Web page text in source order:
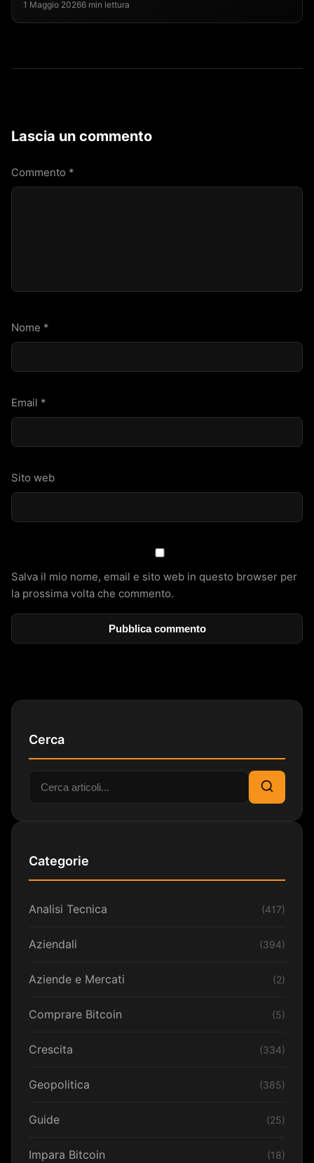
1 Maggio 20266 min lettura
Lascia un commento
Commento *
Nome *
Email *
Sito web
Salva il mio nome, email e sito web in questo browser per
la prossima volta che commento.
Cerca
Cerca:
Cerca
Categorie
Analisi Tecnica (417)
Aziendali (394)
Aziende e Mercati (2)
Comprare Bitcoin (5)
Crescita (334)
Geopolitica (385)
Guide (25)
Impara Bitcoin (18)